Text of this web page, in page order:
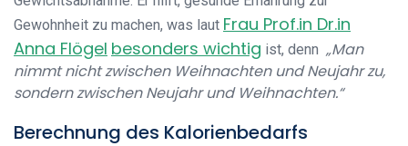
Gewohnheit zu machen, was laut Frau Prof.in Dr.in
Anna Flögel besonders wichtig ist, denn „Man
nimmt nicht zwischen Weihnachten und Neujahr zu,
sondern zwischen Neujahr und Weihnachten.“
Berechnung des Kalorienbedarfs